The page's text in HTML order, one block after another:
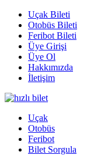
Uçak Bileti
Otobüs Bileti
Feribot Bileti
Üye Girişi
Üye Ol
Hakkımızda
İletişim
Uçak
Otobüs
Feribot
Bilet Sorgula